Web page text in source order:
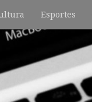
Esportes